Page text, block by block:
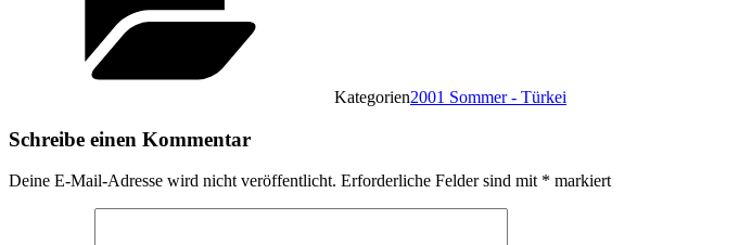
Kategorien2001 Sommer - Türkei
Schreibe einen Kommentar
Deine E-Mail-Adresse wird nicht veröffentlicht. Erforderliche Felder sind mit * markiert